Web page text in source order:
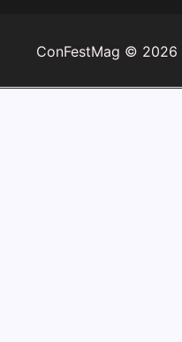
ConFestMag © 2026